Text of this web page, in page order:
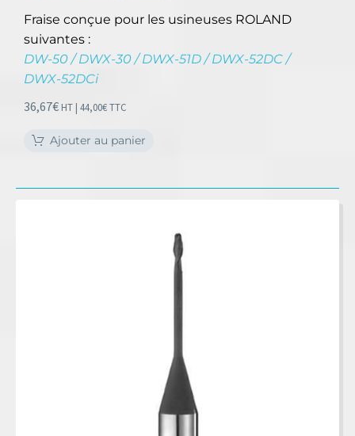
Fraise conçue pour les usineuses ROLAND
suivantes :
DW-50 / DWX-30 / DWX-51D / DWX-52DC /
DWX-52DCi
36,67€ HT | 44,00€TTC
Ajouter au panier